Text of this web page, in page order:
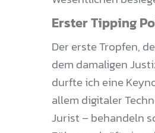
Erster Tipping
Der erste Tropfen,
dem damaligen
durfte ich eine
allem digitaler
Jurist – behandeln